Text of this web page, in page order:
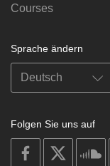
Courses
Sprache ändern
Folgen Sie uns auf
on
facebook